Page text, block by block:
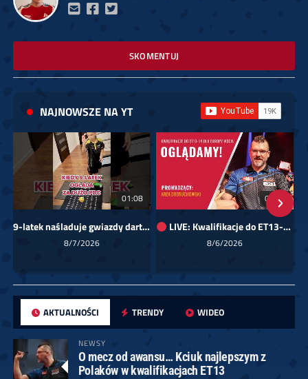
SKOMENTUJ
NAJNOWSZE NA YT
01:08
9-latek naśladuje gwiazdy darta!
8/7/2026
00:00
LIVE: Kwalifikacje do ET13-14 dla Europy Wschodniej
8/6/2026
AKTUALNOŚCI TRENDY WIDEO
NEWSY
O mecz od awansu… Kciuk najlepszym z
Polaków w kwalifikacjach ET13